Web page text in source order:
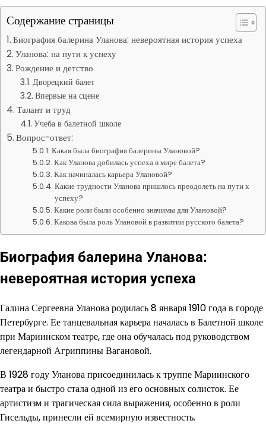
Содержание страницы
Биография балерина Уланова: невероятная история успеха
Уланова: на пути к успеху
Рождение и детство
Дворецкий балет
Впервые на сцене
Талант и труд
Учеба в балетной школе
Вопрос-ответ:
Какая была биография балерины Улановой?
Как Уланова добилась успеха в мире балета?
Как начиналась карьера Улановой?
Какие трудности Уланова пришлось преодолеть на пути к
успеху?
Какие роли были особенно значимы для Улановой?
Какова была роль Улановой в развитии русского балета?
Биография балерина Уланова:
невероятная история успеха
Галина Сергеевна Уланова родилась 8 января 1910 года в городе
Петербурге. Ее танцевальная карьера началась в Балетной школе
при Мариинском театре, где она обучалась под руководством
легендарной Агриппины Вагановой.
В 1928 году Уланова присоединилась к труппе Мариинского
театра и быстро стала одной из его основных солисток. Ее
артистизм и трагическая сила выражения, особенно в роли
Гисельды, принесли ей всемирную известность.